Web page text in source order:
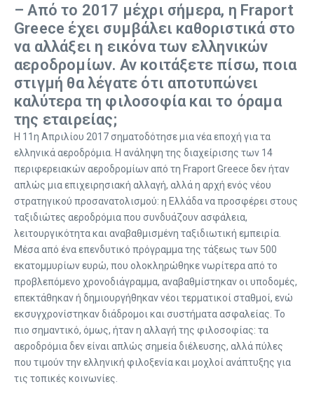
– Από το 2017 μέχρι σήμερα, η Fraport
Greece έχει συμβάλει καθοριστικά στο
να αλλάξει η εικόνα των ελληνικών
αεροδρομίων. Αν κοιτάξετε πίσω, ποια
στιγμή θα λέγατε ότι αποτυπώνει
καλύτερα τη φιλοσοφία και το όραμα
της εταιρείας;
Η 11η Απριλίου 2017 σηματοδότησε μια νέα εποχή για τα
ελληνικά αεροδρόμια. Η ανάληψη της διαχείρισης των 14
περιφερειακών αεροδρομίων από τη Fraport Greece δεν ήταν
απλώς μια επιχειρησιακή αλλαγή, αλλά η αρχή ενός νέου
στρατηγικού προσανατολισμού: η Ελλάδα να προσφέρει στους
ταξιδιώτες αεροδρόμια που συνδυάζουν ασφάλεια,
λειτουργικότητα και αναβαθμισμένη ταξιδιωτική εμπειρία.
Μέσα από ένα επενδυτικό πρόγραμμα της τάξεως των 500
εκατομμυρίων ευρώ, που ολοκληρώθηκε νωρίτερα από το
προβλεπόμενο χρονοδιάγραμμα, αναβαθμίστηκαν οι υποδομές,
επεκτάθηκαν ή δημιουργήθηκαν νέοι τερματικοί σταθμοί, ενώ
εκσυγχρονίστηκαν διάδρομοι και συστήματα ασφαλείας. Το
πιο σημαντικό, όμως, ήταν η αλλαγή της φιλοσοφίας: τα
αεροδρόμια δεν είναι απλώς σημεία διέλευσης, αλλά πύλες
που τιμούν την ελληνική φιλοξενία και μοχλοί ανάπτυξης για
τις τοπικές κοινωνίες.